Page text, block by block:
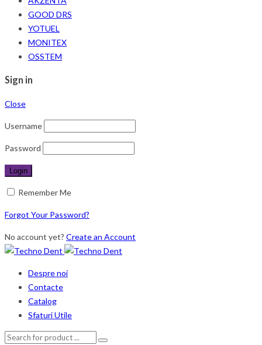
GOOD DRS
YOTUEL
MONITEX
OSSTEM
Sign in
Close
Username
Password
Remember Me
Forgot Your Password?
No account yet? Create an Account
Despre noi
Contacte
Catalog
Sfaturi Utile